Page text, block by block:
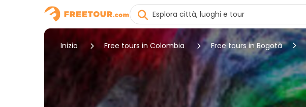
Inizio Free tours in Colombia Free tours in Bogotà